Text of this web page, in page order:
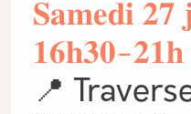
𝐒𝐚𝐦𝐞𝐝𝐢 𝟐𝟕
𝟏𝟔𝐡𝟑𝟎-𝟐𝟏𝐡
📍